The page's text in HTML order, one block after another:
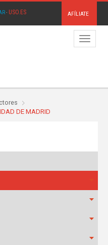
· USO.ES AFÍLIATE
Menú
DE MADRID